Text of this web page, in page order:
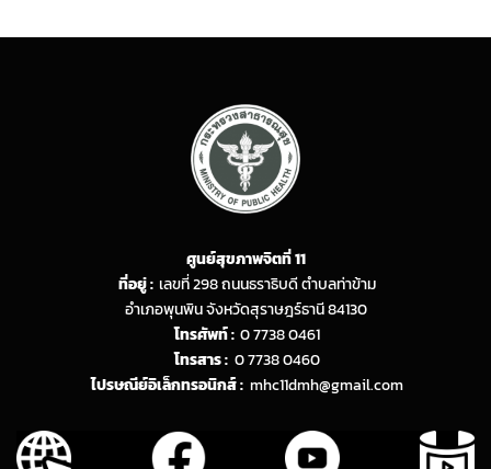
ศูนย์สุขภาพจิตที่ 11
ที่อยู่ : เลขที่ 298 ถนนธราธิบดี ตำบลท่าข้าม
อำเภอพุนพิน จังหวัดสุราษฎร์ธานี 84130
โทรศัพท์ : 0 7738 0461
โทรสาร : 0 7738 0460
ไปรษณีย์อิเล็กทรอนิกส์ : mhc11dmh@gmail.com